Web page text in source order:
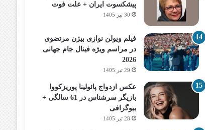
پیشکسوت ایران + علت فوت
30 تیر 1405
فیلم ویولن نوازی بیژن مرتضوی
در مراسم ویژه فینال جام جهانی
2026
29 تیر 1405
عکس ازدواج پائولینا پوریزکووا
بازیگر سرشناس در 61 سالگی +
بیوگرافی
28 تیر 1405